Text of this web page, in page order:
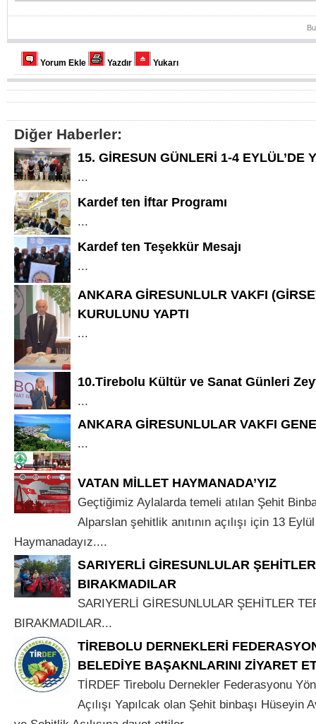
Yorum Ekle Yazdır Yukarı
Diğer Haberler:
15. GİRESUN GÜNLERİ 1-4 EYLÜL’DE
...
Kardef ten İftar Programı
...
Kardef ten Teşekkür Mesajı
...
ANKARA GİRESUNLULR VAKFI
KURULUNU YAPTI
...
10.Tirebolu Kültür ve Sanat Günleri
...
ANKARA GİRESUNLULAR VAKFI
...
VATAN MİLLET HAYMANADA’YIZ
Geçtiğimiz Aylalarda temeli atılan Şehit
Alparslan şehitlik anıtının açılışı için 13
Haymanadayız....
SARIYERLİ GİRESUNLULAR
BIRAKMADILAR
SARIYERLİ GİRESUNLULAR ŞEHİTLER
BIRAKMADILAR...
TİREBOLU DERNEKLERİ
BELEDİYE BAŞAKNLARINI ZİYARET
TİRDEF Tirebolu Dernekler Federasyonu
Açılışı Yapılcak olan Şehit binbaşı Hüseyin